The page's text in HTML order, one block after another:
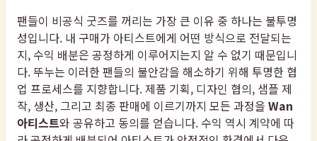
팬들이 비공식 굿즈를 꺼리는 가장 큰 이유 중 하나는 불투명
성입니다. 내 구매가 아티스트에게 어떤 방식으로 전달되는
지, 수익 배분은 공정하게 이루어지는지 알 수 없기 때문입니
다. 뚜누는 이러한 팬들의 불안감을 해소하기 위해 투명한 협
업 프로세스를 지향합니다. 제품 기획, 디자인 협의, 샘플 제
작, 생산, 그리고 최종 판매에 이르기까지 모든 과정을 Wan
아티스트와 공유하고 동의를 얻습니다. 수익 역시 계약에 따